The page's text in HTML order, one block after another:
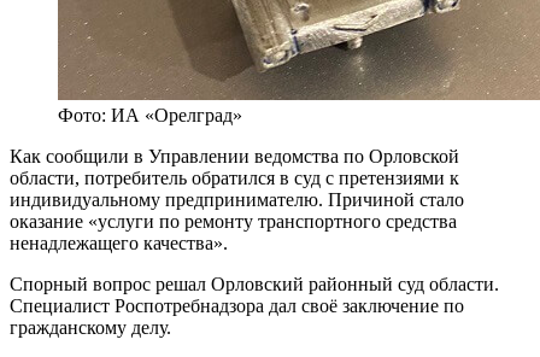
Фото: ИА «Орелград»
Как сообщили в Управлении ведомства по Орловской
области, потребитель обратился в суд с претензиями к
индивидуальному предпринимателю. Причиной стало
оказание «услуги по ремонту транспортного средства
ненадлежащего качества».
Спорный вопрос решал Орловский районный суд области.
Специалист Роспотребнадзора дал своё заключение по
гражданскому делу.